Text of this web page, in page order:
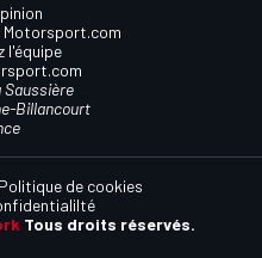
l'équipe
Saussière
Billancourt
Tous droits réservés.
Politique de cookies